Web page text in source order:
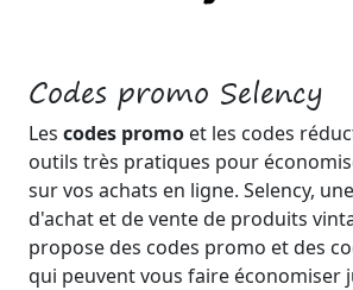
Codes promo Selency
Les codes promo et les codes
outils très pratiques pour
sur vos achats en ligne. Selency,
d'achat et de vente de produits
propose des codes promo et des
qui peuvent vous faire économiser